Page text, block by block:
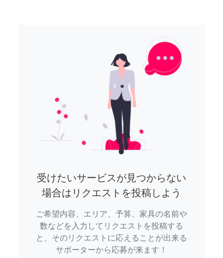
受けたいサービスが見つからない
場合はリクエストを投稿しよう
ご希望内容、エリア、予算、家具の名前や
数などを入力してリクエストを投稿する
と、そのリクエストに応えることが出来る
サポーターから応募が来ます！